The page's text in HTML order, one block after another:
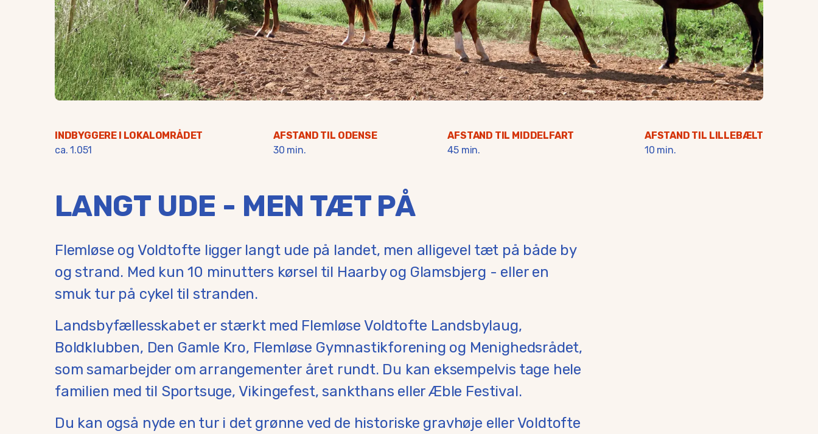
INDBYGGERE I LOKALOMRÅDET
ca. 1.051
AFSTAND TIL ODENSE
30 min.
AFSTAND TIL MIDDELFART
45 min.
AFSTAND TIL LILLEBÆLT
10 min.
LANGT UDE - MEN TÆT PÅ
Flemløse og Voldtofte ligger langt ude på landet, men alligevel tæt på både by
og strand. Med kun 10 minutters kørsel til Haarby og Glamsbjerg - eller en
smuk tur på cykel til stranden.
Landsbyfællesskabet er stærkt med Flemløse Voldtofte Landsbylaug,
Boldklubben, Den Gamle Kro, Flemløse Gymnastikforening og Menighedsrådet,
som samarbejder om arrangementer året rundt. Du kan eksempelvis tage hele
familien med til Sportsuge, Vikingefest, sankthans eller Æble Festival.
Du kan også nyde en tur i det grønne ved de historiske gravhøje eller Voldtofte